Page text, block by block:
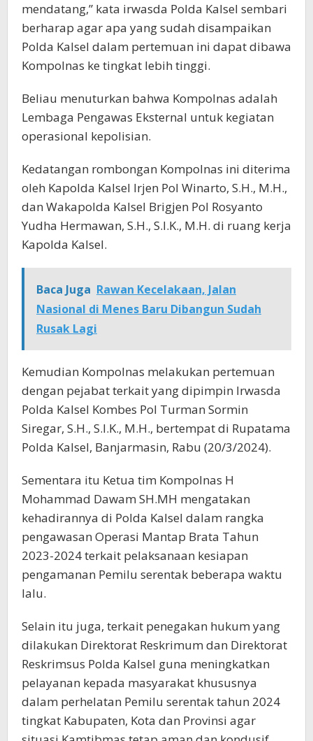
mendatang,” kata irwasda Polda Kalsel sembari
berharap agar apa yang sudah disampaikan
Polda Kalsel dalam pertemuan ini dapat dibawa
Kompolnas ke tingkat lebih tinggi.
Beliau menuturkan bahwa Kompolnas adalah
Lembaga Pengawas Eksternal untuk kegiatan
operasional kepolisian.
Kedatangan rombongan Kompolnas ini diterima
oleh Kapolda Kalsel Irjen Pol Winarto, S.H., M.H.,
dan Wakapolda Kalsel Brigjen Pol Rosyanto
Yudha Hermawan, S.H., S.I.K., M.H. di ruang kerja
Kapolda Kalsel.
Baca Juga Rawan Kecelakaan, Jalan
Nasional di Menes Baru Dibangun Sudah
Rusak Lagi
Kemudian Kompolnas melakukan pertemuan
dengan pejabat terkait yang dipimpin Irwasda
Polda Kalsel Kombes Pol Turman Sormin
Siregar, S.H., S.I.K., M.H., bertempat di Rupatama
Polda Kalsel, Banjarmasin, Rabu (20/3/2024).
Sementara itu Ketua tim Kompolnas H
Mohammad Dawam SH.MH mengatakan
kehadirannya di Polda Kalsel dalam rangka
pengawasan Operasi Mantap Brata Tahun
2023-2024 terkait pelaksanaan kesiapan
pengamanan Pemilu serentak beberapa waktu
lalu.
Selain itu juga, terkait penegakan hukum yang
dilakukan Direktorat Reskrimum dan Direktorat
Reskrimsus Polda Kalsel guna meningkatkan
pelayanan kepada masyarakat khususnya
dalam perhelatan Pemilu serentak tahun 2024
tingkat Kabupaten, Kota dan Provinsi agar